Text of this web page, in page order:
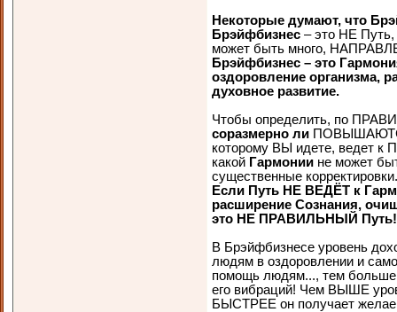
Некоторые думают, что
Брэйфбизнес – это НЕ
может быть много,
Брэйфбизнес – это
оздоровление организма,
духовное развитие.
Чтобы определить, по
соразмерно ли ПОВЫШАЮТСЯ
которому ВЫ идете, ведет к
какой Гармонии не может
существенные
Если Путь НЕ ВЕДЁТ к
расширение Сознания,
это НЕ ПРАВИЛЬНЫЙ Путь!
В Брэйфбизнесе уровень
людям в оздоровлении и
помощь людям..., тем больше
его вибраций! Чем ВЫШЕ
БЫСТРЕЕ он получает